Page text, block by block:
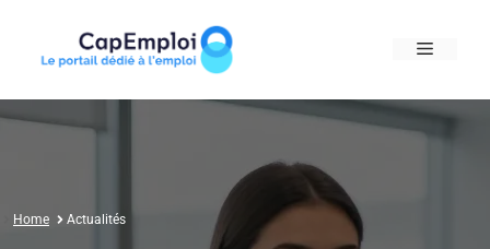
content
MENU
Home Actualités